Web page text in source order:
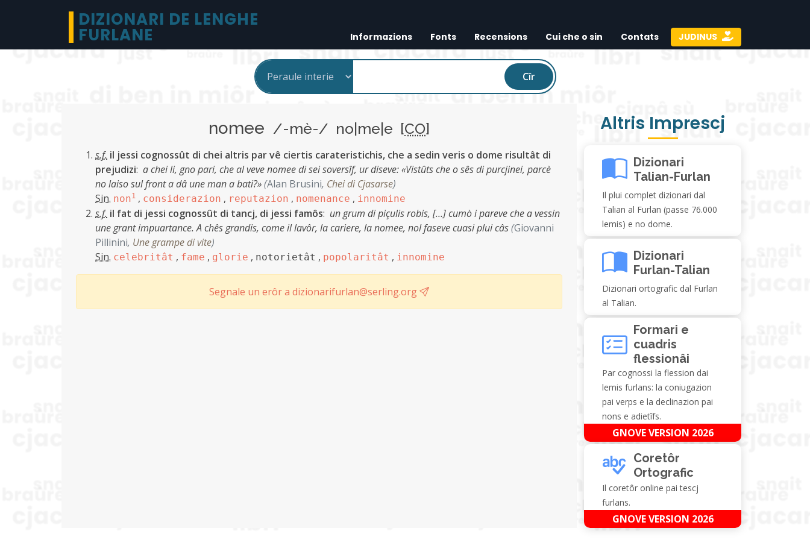
DIZIONARI DE LENGHE
FURLANE Informazions Fonts Recensions Cui che o sin Contats JUDINUS
Cîr
nomee /-mè-/ no|me|e [CO]
s.f. il jessi cognossût di chei altris par vê ciertis carateristichis, che a sedin veris o dome risultât di
prejudizi: a chei li, gno pari, che al veve nomee di sei soversîf, ur diseve: «Vistûts che o sês di purcjinei, parcè
no laiso sul front a dâ une man a bati?»(Alan Brusini, Chei di Cjasarse)
Sin. non1 , considerazion , reputazion , nomenance , innomine
s.f. il fat di jessi cognossût di tancj, di jessi famôs: un grum di piçulis robis, […] cumò i pareve che a vessin
une grant impuartance. A chês grandis, come il lavôr, la cariere, la nomee, nol faseve cuasi plui câs(Giovanni
Pillinini, Une grampe di vite)
Sin. celebritât , fame , glorie , notorietât , popolaritât , innomine
Segnale un erôr a dizionarifurlan@serling.org
Altris Imprescj
Dizionari
Talian-Furlan
Il plui complet dizionari dal
Talian al Furlan (passe 76.000
lemis) e no dome.
Dizionari
Furlan-Talian
Dizionari ortografic dal Furlan
al Talian.
Formari e
cuadris
flessionâi
Par cognossi la flession dai
lemis furlans: la coniugazion
pai verps e la declinazion pai
nons e adietîfs.
GNOVE VERSION 2026
Coretôr
Ortografic
Il coretôr online pai tescj
furlans.
GNOVE VERSION 2026